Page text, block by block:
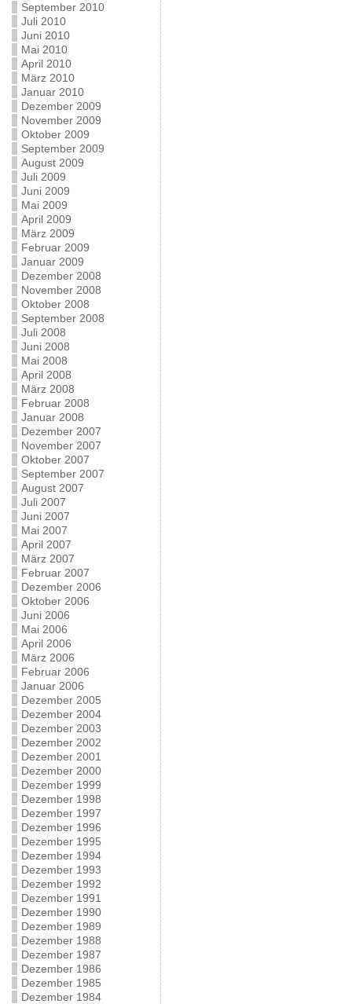
September 2010
Juli 2010
Juni 2010
Mai 2010
April 2010
März 2010
Januar 2010
Dezember 2009
November 2009
Oktober 2009
September 2009
August 2009
Juli 2009
Juni 2009
Mai 2009
April 2009
März 2009
Februar 2009
Januar 2009
Dezember 2008
November 2008
Oktober 2008
September 2008
Juli 2008
Juni 2008
Mai 2008
April 2008
März 2008
Februar 2008
Januar 2008
Dezember 2007
November 2007
Oktober 2007
September 2007
August 2007
Juli 2007
Juni 2007
Mai 2007
April 2007
März 2007
Februar 2007
Dezember 2006
Oktober 2006
Juni 2006
Mai 2006
April 2006
März 2006
Februar 2006
Januar 2006
Dezember 2005
Dezember 2004
Dezember 2003
Dezember 2002
Dezember 2001
Dezember 2000
Dezember 1999
Dezember 1998
Dezember 1997
Dezember 1996
Dezember 1995
Dezember 1994
Dezember 1993
Dezember 1992
Dezember 1991
Dezember 1990
Dezember 1989
Dezember 1988
Dezember 1987
Dezember 1986
Dezember 1985
Dezember 1984